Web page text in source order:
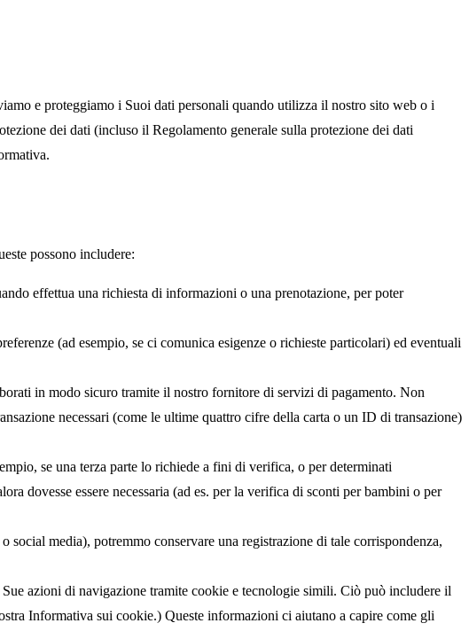
e proteggiamo i Suoi dati personali quando utilizza il nostro sito web o i
dei dati (incluso il Regolamento generale sulla protezione dei dati
possono includere:
effettua una richiesta di informazioni o una prenotazione, per poter
(ad esempio, se ci comunica esigenze o richieste particolari) ed eventuali
in modo sicuro tramite il nostro fornitore di servizi di pagamento. Non
necessari (come le ultime quattro cifre della carta o un ID di transazione)
se una terza parte lo richiede a fini di verifica, o per determinati
dovesse essere necessaria (ad es. per la verifica di sconti per bambini o per
media), potremmo conservare una registrazione di tale corrispondenza,
azioni di navigazione tramite cookie e tecnologie simili. Ciò può includere il
Informativa sui cookie.) Queste informazioni ci aiutano a capire come gli